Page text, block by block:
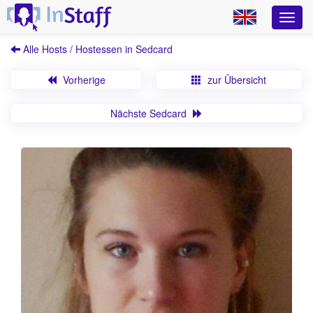
Alle Hosts / Hostessen in Sedcard
Vorherige zur Übersicht
Nächste Sedcard